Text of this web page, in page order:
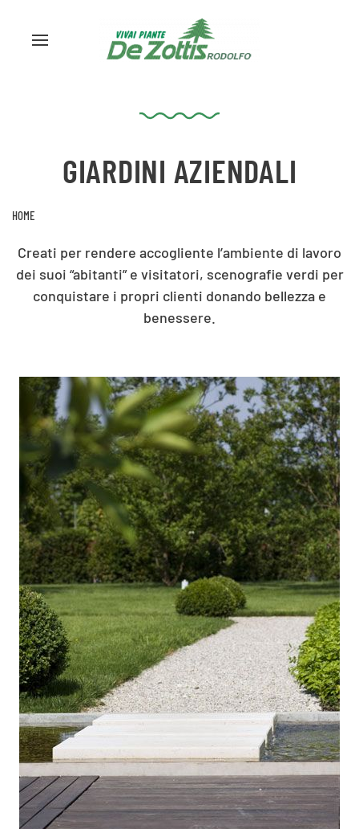
GIARDINI AZIENDALI
HOME
Creati per rendere accogliente l’ambiente di lavoro
dei suoi “abitanti” e visitatori, scenografie verdi per
conquistare i propri clienti donando bellezza e
benessere.